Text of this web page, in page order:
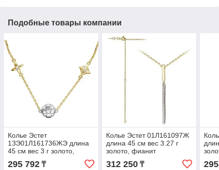
Подобные товары компании
Колье Эстет
1ЗЭ01Л161736ЖЭ длина
45 см вес 3 г золото,
295 792 ₸
Колье Эстет 01Л161097Ж
длина 45 см вес 3.27 г
золото, фианит
312 250₸